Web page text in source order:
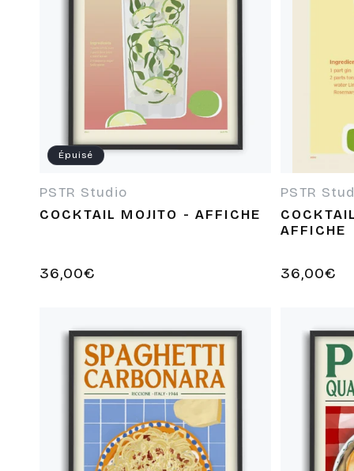
Épuisé
Fournisseur :
PSTR Studio
COCKTAIL MOJITO - AFFICHE
Prix
36,00€
PSTR
AFFICHE
Prix
36,00€